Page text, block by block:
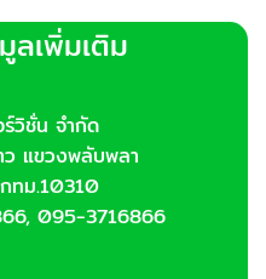
variants.
The
on
product
ลเพิ่มเติม
วิชั่น จำกัด
แขวงพลับพลา
ทม.10310
095-3716866